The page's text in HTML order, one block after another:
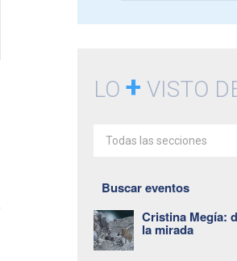
LO+ VISTO
Todas las secciones
Buscar eventos
Cristina Megía:
la mirada